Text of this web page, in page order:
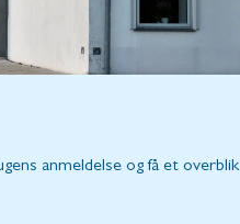
anmeldelse og få et overblik